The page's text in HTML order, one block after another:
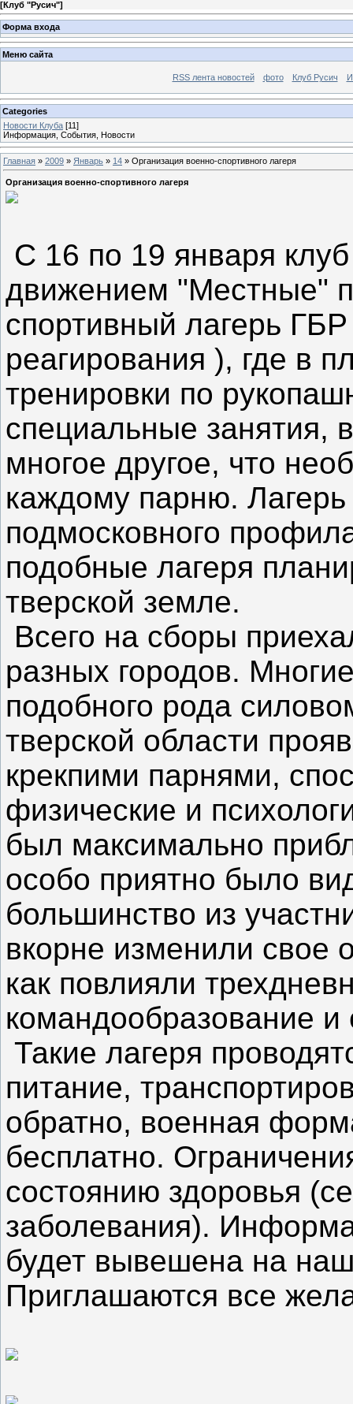
[Клуб "Русич"]
Форма входа
Меню сайта
RSS лента новостей фото Клуб Русич
Categories
Новости Клуба [11]
Информация, События, Новости
Главная » 2009 » Январь » 14 » Организация военно-спортивного лагеря
Организация военно-спортивного лагеря
С 16 по 19 января
движением "Местные"
спортивный лагерь
реагирования ), где в
тренировки по
специальные занятия,
многое другое, что
каждому парню.
подмосковного
подобные лагеря
тверской земле.
Всего на сборы
разных городов.
подобного рода
тверской области
крекпими парнями,
физические и
был максимально
особо приятно было
большинство из
вкорне изменили свое
как повлияли
командообразование и
Такие лагеря
питание,
обратно, военная
бесплатно.
состоянию здоровья
заболевания).
будет вывешена на
Приглашаются все